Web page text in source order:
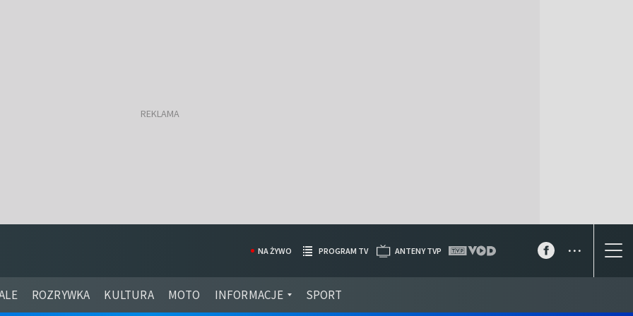
ROZRYWKA KULTURA MOTO INFORMACJE SPORT
NA ŻYWO PROGRAM TV ANTENY TVP ...